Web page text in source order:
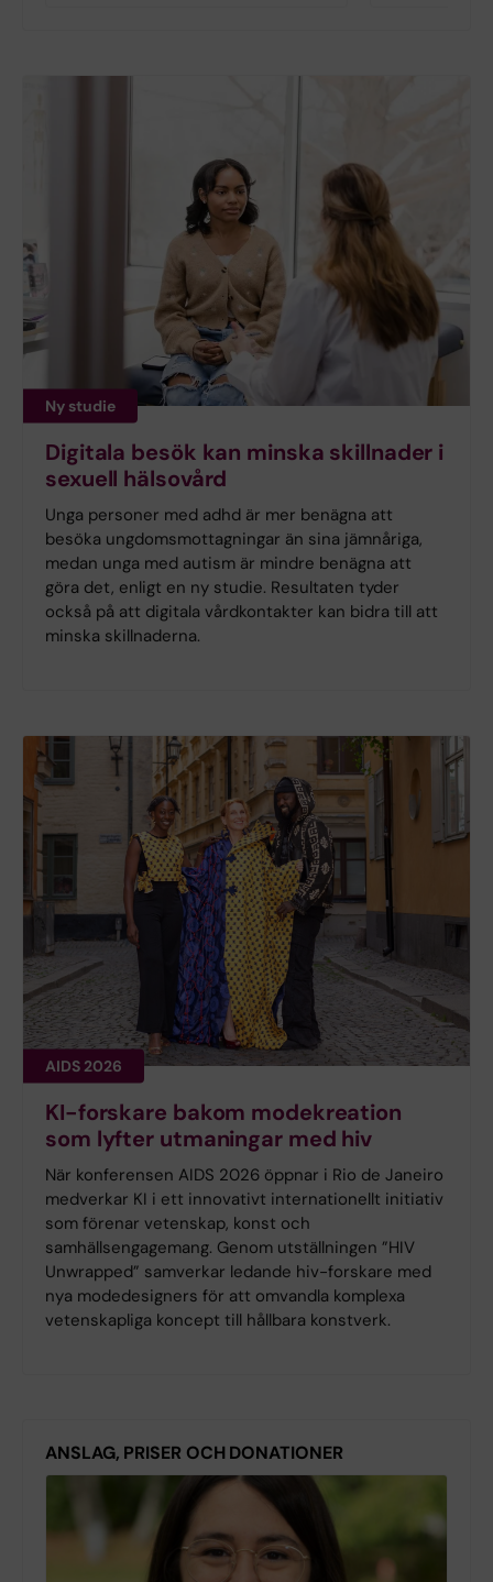
Ny studie
Digitala besök kan minska skillnader i
sexuell hälsovård
Unga personer med adhd är mer benägna att
besöka ungdomsmottagningar än sina jämnåriga,
medan unga med autism är mindre benägna att
göra det, enligt en ny studie. Resultaten tyder
också på att digitala vårdkontakter kan bidra till att
minska skillnaderna.
AIDS 2026
KI-forskare bakom modekreation
som lyfter utmaningar med hiv
När konferensen AIDS 2026 öppnar i Rio de Janeiro
medverkar KI i ett innovativt internationellt initiativ
som förenar vetenskap, konst och
samhällsengagemang. Genom utställningen ”HIV
Unwrapped” samverkar ledande hiv-forskare med
nya modedesigners för att omvandla komplexa
vetenskapliga koncept till hållbara konstverk.
ANSLAG, PRISER OCH DONATIONER